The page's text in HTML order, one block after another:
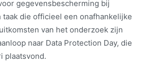
gegevensbescherming bij
taak die officieel een onafhankelijke
van het onderzoek zijn
naar Data Protection Day, die
plaatsvond.